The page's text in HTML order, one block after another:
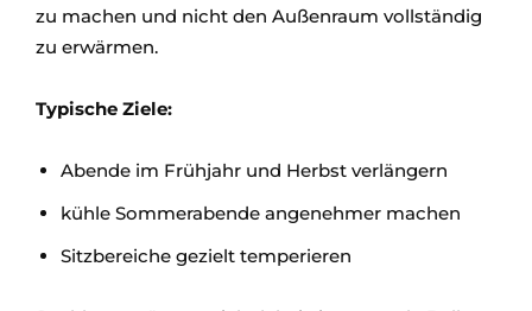
zu machen und nicht den Außenraum vollständig
zu erwärmen.
Typische Ziele:
Abende im Frühjahr und Herbst verlängern
kühle Sommerabende angenehmer machen
Sitzbereiche gezielt temperieren